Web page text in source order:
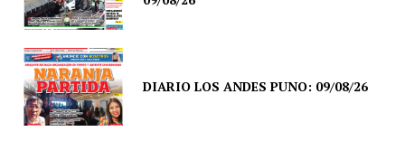
DIARIO LOS ANDES PUNO: 09/08/26